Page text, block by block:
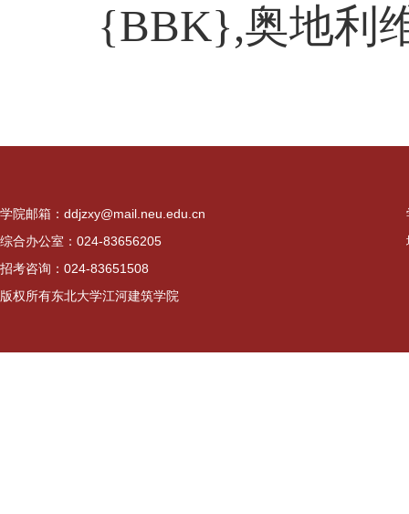
{BBK},奥地利
学院邮箱：ddjzxy@mail.neu.edu.cn
综合办公室：024-83656205
招考咨询：024-83651508
版权所有东北大学江河建筑学院